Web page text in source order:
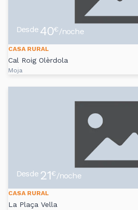
Desde 40€/noche
CASA RURAL
Cal Roig Olèrdola
Moja
Desde 21€/noche
CASA RURAL
La Plaça Vella